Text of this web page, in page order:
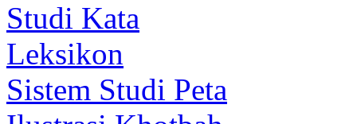
Studi Kata
Leksikon
Sistem Studi Peta